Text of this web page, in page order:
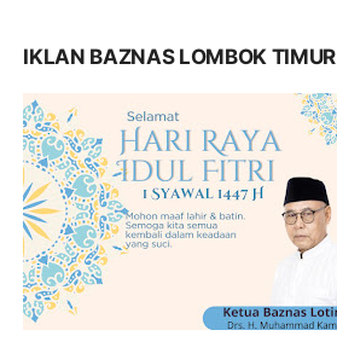
IKLAN BAZNAS LOMBOK TIMUR